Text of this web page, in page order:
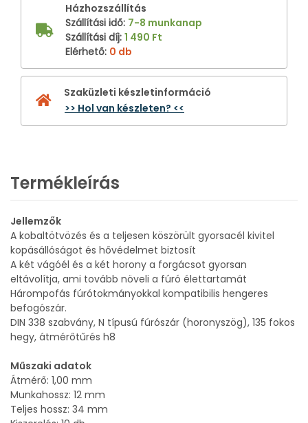
Házhozszállítás
Szállítási idő: 7-8 munkanap
Szállítási díj: 1 490 Ft
Elérhető: 0 db
Szaküzleti készletinformáció
>> Hol van készleten? <<
Termékleírás
Jellemzők
A kobaltötvözés és a teljesen köszörült gyorsacél kivitel
kopásállóságot és hővédelmet biztosít
A két vágóél és a két horony a forgácsot gyorsan
eltávolítja, ami tovább növeli a fúró élettartamát
Hárompofás fúrótokmányokkal kompatibilis hengeres
befogószár.
DIN 338 szabvány, N típusú fúrószár (horonyszög), 135 fokos
hegy, átmérőtűrés h8
Műszaki adatok
Átmérő: 1,00 mm
Munkahossz: 12 mm
Teljes hossz: 34 mm